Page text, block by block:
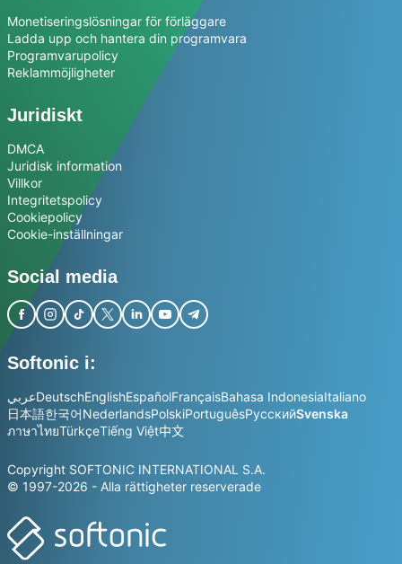
Monetiseringslösningar för förläggare
Ladda upp och hantera din programvara
Programvarupolicy
Reklammöjligheter
Juridiskt
DMCA
Juridisk information
Villkor
Integritetspolicy
Cookiepolicy
Cookie-inställningar
Social media
Softonic i:
عربيDeutschEnglishEspañolFrançaisBahasa IndonesiaItaliano
日本語한국어NederlandsPolskiPortuguêsРусскийSvenska
ภาษาไทยTürkçeTiếng Việt中文
Copyright SOFTONIC INTERNATIONAL S.A.
© 1997-2026 - Alla rättigheter reserverade